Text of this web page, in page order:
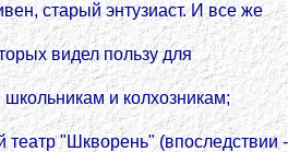
старый энтузиаст. И все же
видел пользу для
и колхозникам;
театр "Шкворень" (впоследствии -